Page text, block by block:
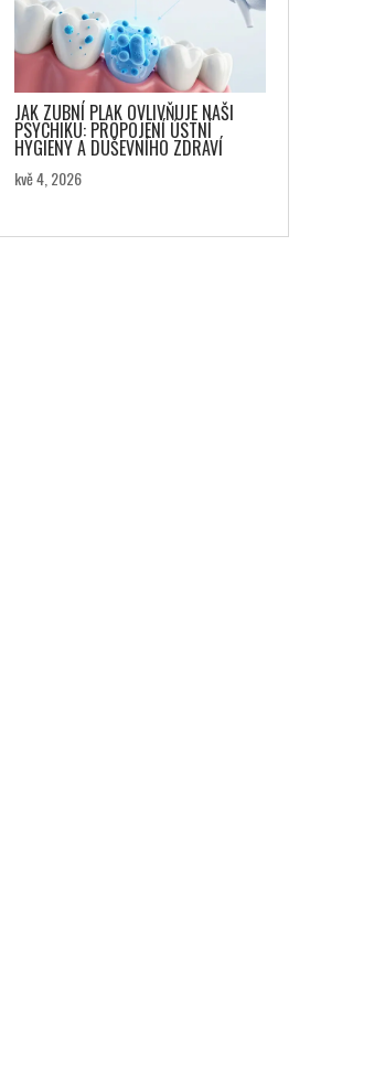
JAK ZUBNÍ PLAK OVLIVŇUJE NAŠI
PSYCHIKU: PROPOJENÍ ÚSTNÍ
HYGIENY A DUŠEVNÍHO ZDRAVÍ
kvě 4, 2026